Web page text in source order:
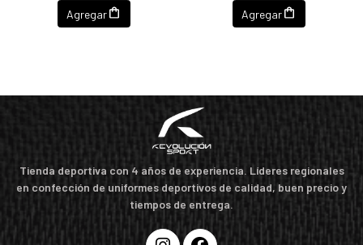
Agregar Agregar
Tienda deportiva con 4 años de experiencia. Líderes regionales
en confección de uniformes deportivos de calidad, buen precio y
tiempos de entrega.